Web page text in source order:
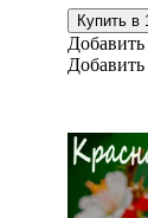
Купить в